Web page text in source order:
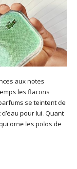
aux notes
les flacons
se teintent de
pour lui. Quant
orne les polos de